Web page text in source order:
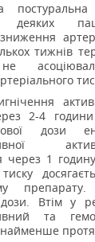
постуральна
тижнів
не
2-4
дози
через 1
тиску
препарату.
Втім у
та